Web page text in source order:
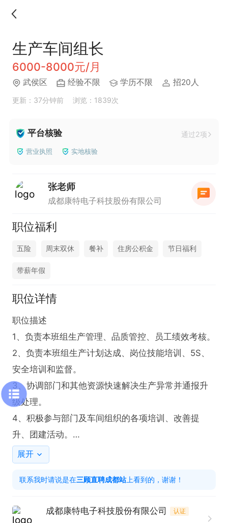
生产车间组长
6000-8000元/月
武侯区 经验不限 学历不限 招20人
更新：37分钟前 浏览：1839次
平台核验 通过2项
营业执照 实地核验
张老师
成都康特电子科技股份有限公司
职位福利
五险 周末双休 餐补 住房公积金 节日福利
带薪年假
职位详情
职位描述
1、负责本班组生产管理、品质管控、员工绩效考核。
2、负责本班组生产计划达成、岗位技能培训、5S、
安全培训和监督。
3、协调部门和其他资源快速解决生产异常并通报升
级处理。
4、积极参与部门及车间组织的各项培训、改善提
升、团建活动。
5、完成车间上级主管交代的其它任务。
展开
联系我时请说是在三顾直聘成都站上看到的，谢谢！
成都康特电子科技股份有限公司 认证